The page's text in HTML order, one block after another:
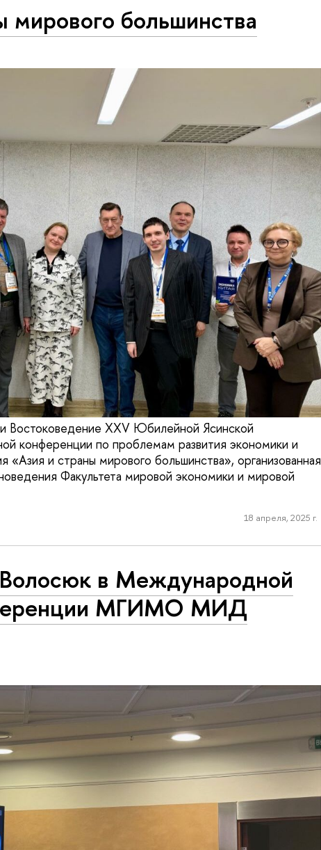
мирового большинства
Востоковедение XXV Юбилейной Ясинской
конференции по проблемам развития экономики и
и страны мирового большинства», организованная
Факультета мировой экономики и мировой
18 апреля, 2025 г.
в Международной
МГИМО МИД